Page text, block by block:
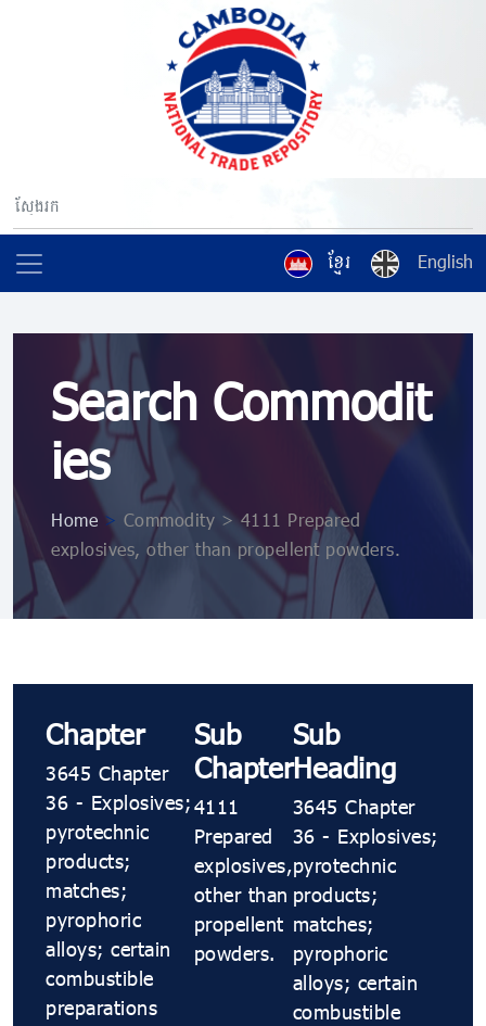
ខ្មែរ English
Search Commodit
ies
Home > Commodity > 4111 Prepared
explosives, other than propellent powders.
Chapter
3645 Chapter
36 - Explosives;
pyrotechnic
products;
matches;
pyrophoric
alloys; certain
combustible
preparations
Sub
Chapter
4111
Prepared
explosives,
other than
propellent
powders.
Sub
Heading
3645 Chapter
36 - Explosives;
pyrotechnic
products;
matches;
pyrophoric
alloys; certain
combustible